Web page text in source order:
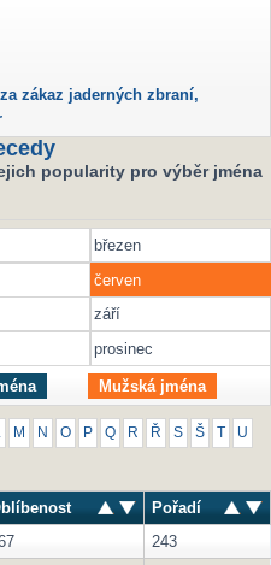
zákaz jaderných zbraní,
popularity pro výběr jména
březen
červen
září
prosinec
Mužská jména
M N O P Q R Ř S Š U
Pořadí
243